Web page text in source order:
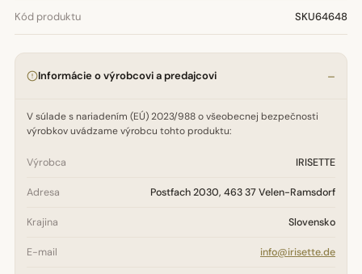
Kód produktu SKU64648
Informácie o výrobcovi a predajcovi
V súlade s nariadením (EÚ) 2023/988 o všeobecnej bezpečnosti
výrobkov uvádzame výrobcu tohto produktu:
Výrobca IRISETTE
Adresa Postfach 2030, 463 37 Velen-Ramsdorf
Krajina Slovensko
E-mail info@irisette.de